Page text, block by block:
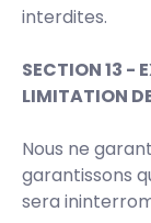
interdites.
SECTION 13 -
LIMITATION
Nous ne
garantissons
sera